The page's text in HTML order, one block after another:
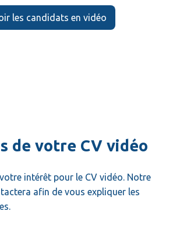
les candidats en vidéo
de votre CV vidéo
intérêt pour le CV vidéo. Notre
afin de vous expliquer les